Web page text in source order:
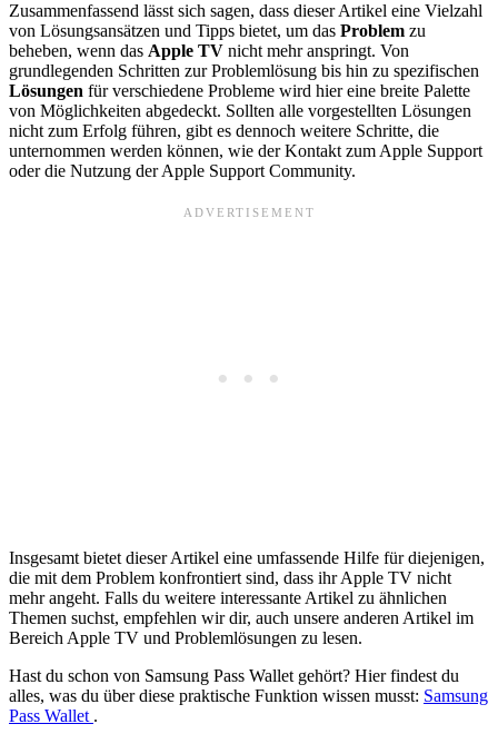
Zusammenfassend lässt sich sagen, dass dieser Artikel eine Vielzahl
von Lösungsansätzen und Tipps bietet, um das Problem zu
beheben, wenn das Apple TV nicht mehr anspringt. Von
grundlegenden Schritten zur Problemlösung bis hin zu spezifischen
Lösungen für verschiedene Probleme wird hier eine breite Palette
von Möglichkeiten abgedeckt. Sollten alle vorgestellten Lösungen
nicht zum Erfolg führen, gibt es dennoch weitere Schritte, die
unternommen werden können, wie der Kontakt zum Apple Support
oder die Nutzung der Apple Support Community.
Insgesamt bietet dieser Artikel eine umfassende Hilfe für diejenigen,
die mit dem Problem konfrontiert sind, dass ihr Apple TV nicht
mehr angeht. Falls du weitere interessante Artikel zu ähnlichen
Themen suchst, empfehlen wir dir, auch unsere anderen Artikel im
Bereich Apple TV und Problemlösungen zu lesen.
Hast du schon von Samsung Pass Wallet gehört? Hier findest du
alles, was du über diese praktische Funktion wissen musst: Samsung
Pass Wallet .